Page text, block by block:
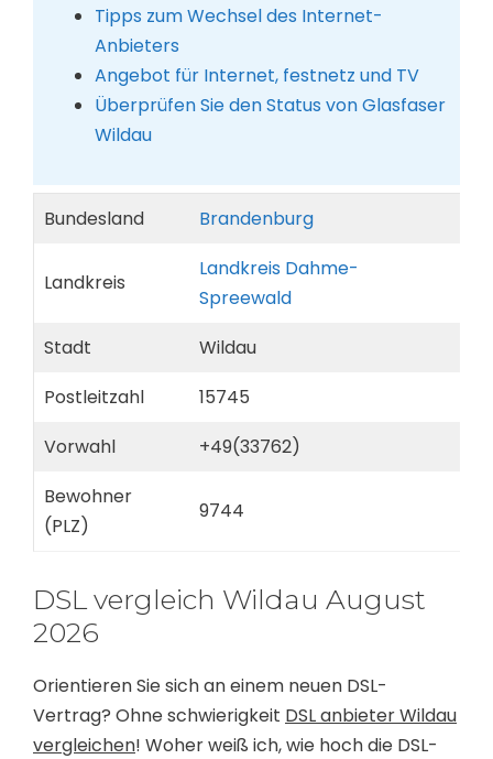
Tipps zum Wechsel des Internet-
Anbieters
Angebot für Internet, festnetz und TV
Überprüfen Sie den Status von Glasfaser
Wildau
Bundesland Brandenburg
Landkreis
Landkreis Dahme-
Spreewald
Stadt
Wildau
Postleitzahl
15745
Vorwahl
+49(33762)
Bewohner
(PLZ)
9744
DSL vergleich Wildau August
2026
Orientieren Sie sich an einem neuen DSL-
Vertrag? Ohne schwierigkeit DSL anbieter Wildau
vergleichen! Woher weiß ich, wie hoch die DSL-